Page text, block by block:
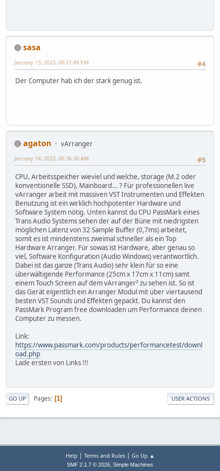
sasa
#4
January 13, 2023, 06:21:49 PM
Der Computer hab ich der stark genug ist.
agaton
vArranger
#5
January 14, 2023, 06:36:30 AM
CPU, Arbeitsspeicher wieviel und welche, storage (M.2 oder
konventionelle SSD), Mainboard... ? Für professionellen live
vArranger arbeit mit massiven VST Instrumenten und Effekten
Benutzung ist ein wirklich hochpotenter Hardware und
Software System nötig. Unten kannst du CPU PassMark eines
Trans Audio Systems sehen der auf der Büne mit niedrigsten
möglichen Latenz von 32 Sample Buffer (0,7ms) arbeitet,
somit es ist mindenstens zweimal schneller als ein Top
Hardware Arranger. Für sowas ist Hardware, aber genau so
viel, Software Konfiguration (Audio Windows) verantwortlich.
Dabei ist das ganze (Trans Audio) sehr klein für so eine
überwältigende Performance (25cm x 17cm x 11cm) samt
einem Touch Screen auf dem vArranger² zu sehen ist. So ist
das Gerät eigentlich ein Arranger Modul mit über viertausend
besten VST Sounds und Effekten gepackt. Du kannst den
PassMark Program free downloaden um Performance deinen
Computer zu messen.
Link:
https://www.passmark.com/products/performancetest/downl
oad.php
Lade ersten von Links !!!
GO UP Pages 1 USER ACTIONS
Help | Terms and Rules| Go Up ▲
SMF 2.1.7 © 2026, Simple Machines